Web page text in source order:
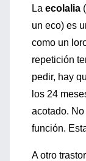
La ecolalia
un eco) es
como un
repetición
pedir, hay
los 24
acotado.
función.
A otro